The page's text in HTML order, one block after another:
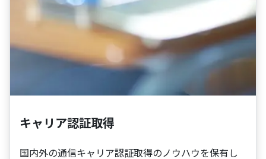
キャリア認証取得
国内外の通信キャリア認証取得のノウハウを保有し